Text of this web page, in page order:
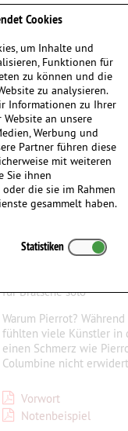
Pierrot
für Bratsche solo
Warum Pierrot?
fühlten viele Künstler in
einen Schmerz wie
Columbine nicht
Vorwort
Notenbeispiel
Cookies
um Inhalte und
Funktionen für
zu können und die
zu analysieren.
Informationen zu Ihrer
an unsere
Werbung und
Partner führen diese
mit weiteren
Sie ihnen
die sie im Rahmen
gesammelt haben.
Statistiken